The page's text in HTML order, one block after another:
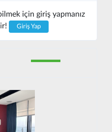
için giriş yapmanız
Giriş Yap